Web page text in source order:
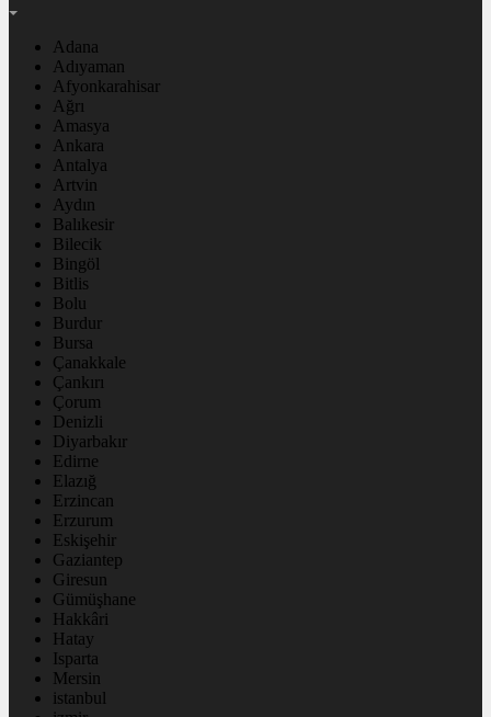
Adana
Adıyaman
Afyonkarahisar
Ağrı
Amasya
Ankara
Antalya
Artvin
Aydın
Balıkesir
Bilecik
Bingöl
Bitlis
Bolu
Burdur
Bursa
Çanakkale
Çankırı
Çorum
Denizli
Diyarbakır
Edirne
Elazığ
Erzincan
Erzurum
Eskişehir
Gaziantep
Giresun
Gümüşhane
Hakkâri
Hatay
Isparta
Mersin
istanbul